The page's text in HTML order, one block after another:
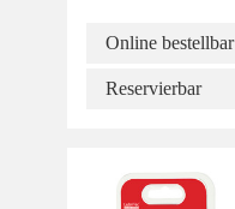
Online bestellbar
Reservierbar